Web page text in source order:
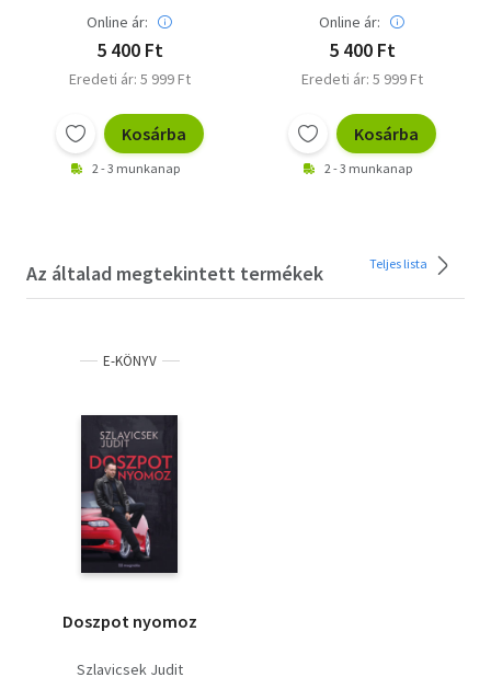
Online ár:
5 400 Ft
Eredeti ár: 5 999 Ft
Kosárba
2 - 3 munkanap
Online ár:
5 400 Ft
Eredeti ár: 5 999 Ft
Kosárba
2 - 3 munkanap
Az általad megtekintett termékek Teljes lista
E-KÖNYV
Doszpot nyomoz
Szlavicsek Judit